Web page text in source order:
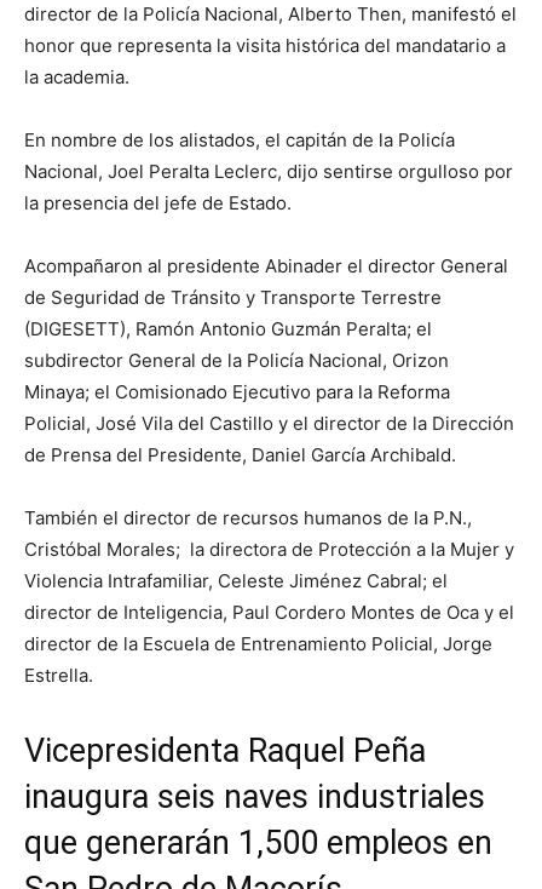
director de la Policía Nacional, Alberto Then, manifestó el
honor que representa la visita histórica del mandatario a
la academia.
En nombre de los alistados, el capitán de la Policía
Nacional, Joel Peralta Leclerc, dijo sentirse orgulloso por
la presencia del jefe de Estado.
Acompañaron al presidente Abinader el director General
de Seguridad de Tránsito y Transporte Terrestre
(DIGESETT), Ramón Antonio Guzmán Peralta; el
subdirector General de la Policía Nacional, Orizon
Minaya; el Comisionado Ejecutivo para la Reforma
Policial, José Vila del Castillo y el director de la Dirección
de Prensa del Presidente, Daniel García Archibald.
También el director de recursos humanos de la P.N.,
Cristóbal Morales; la directora de Protección a la Mujer y
Violencia Intrafamiliar, Celeste Jiménez Cabral; el
director de Inteligencia, Paul Cordero Montes de Oca y el
director de la Escuela de Entrenamiento Policial, Jorge
Estrella.
Vicepresidenta Raquel Peña
inaugura seis naves industriales
que generarán 1,500 empleos en